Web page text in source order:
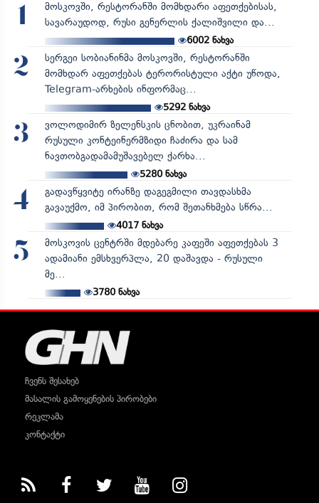
1
მოსკოვში, რესტორანში მომხდარი აფეთქებისას,
სავარაუდოდ, რუსი გენერლის ქალიშვილი და...
6002 ნახვა
2
სერგეი სობიანინმა მოსკოვში, რესტორანში
მომხდარ აფეთქებას ტერორისტული აქტი უწოდა,
Telegram-არხების ინფორმაც...
5292ნახვა
3
ვოლოდიმირ ზელენსკის ცნობით, უკრაინამ
რუსული კონტეინერმზიდი ჩაძირა და სამ
ნავთობგადამამუშავებელ ქარხა...
5280ნახვა
4
გადავწყვიტე ირანზე დაგეგმილი თავდასხმა
გავაუქმო, იმ პირობით, რომ შეთანხმება სწრა...
4017ნახვა
5
მოსკოვის ცენტრში მდებარე კაფეში აფეთქებას 3
ადამიანი ემსხვერპლა, 20 დაშავდა - რუსული
მე...
3780ნახვა
ჩვენს შესახებ
მასალის გამოყენების პირობები
რეკლამა
კონტაქტი